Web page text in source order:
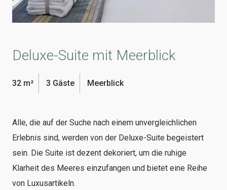
Deluxe-Suite mit Meerblick
32 m² 3 Gäste Meerblick
Alle, die auf der Suche nach einem unvergleichlichen
Erlebnis sind, werden von der Deluxe-Suite begeistert
sein. Die Suite ist dezent dekoriert, um die ruhige
Klarheit des Meeres einzufangen und bietet eine Reihe
von Luxusartikeln.